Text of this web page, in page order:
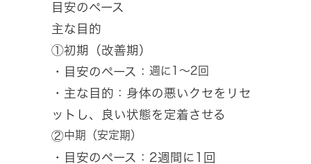
目安のペース
主な目的
①初期（改善期）
・目安のペース： 週に1〜2回
・主な目的：身体の悪いクセをリセ
ットし、良い状態を定着させる
②中期（安定期）
・目安のペース：2週間に1回